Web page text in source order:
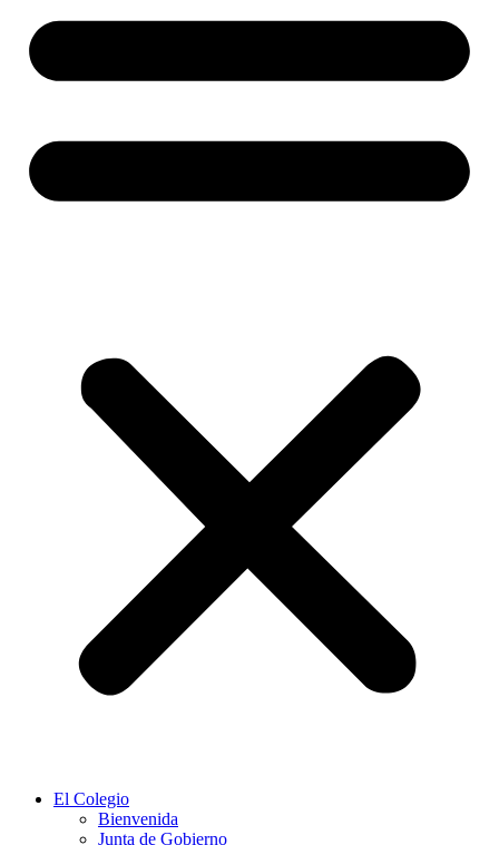
El Colegio
Bienvenida
Junta de Gobierno